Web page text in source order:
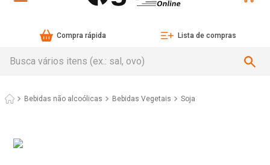
Compra rápida Lista de compras
Bebidas não alcoólicas Bebidas Vegetais Soja